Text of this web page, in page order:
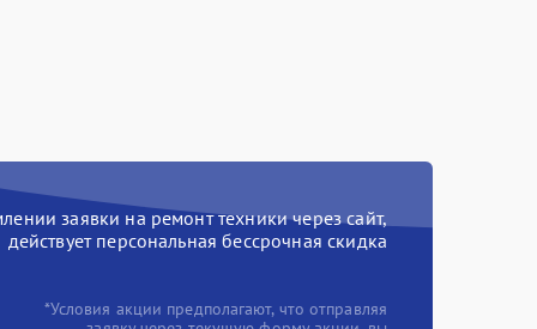
заявки на ремонт техники через сайт,
действует персональная бессрочная скидка
*Условия акции предполагают, что отправляя